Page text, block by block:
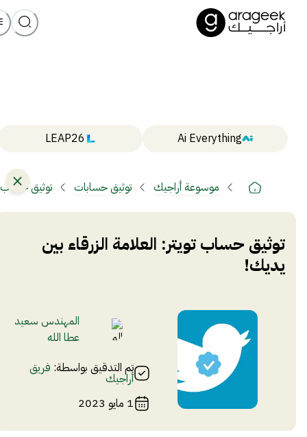
Ai Everything
LEAP26
موسوعة أراجيك توثيق حسابات توثيق حساب
توثيق حساب تويتر: العلامة الزرقاء بين
يديك!
المهندس سعيد
عطا الله
تم التدقيق بواسطة: فريق
أراجيك
1 مايو 2023